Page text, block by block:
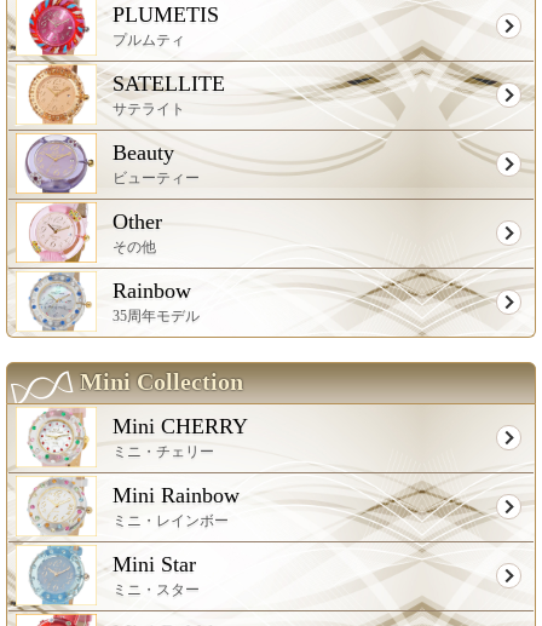
PLUMETIS
プルムティ
SATELLITE
サテライト
Beauty
ビューティー
Other
その他
Rainbow
35周年モデル
Mini Collection
Mini CHERRY
ミニ・チェリー
Mini Rainbow
ミニ・レインボー
Mini Star
ミニ・スター